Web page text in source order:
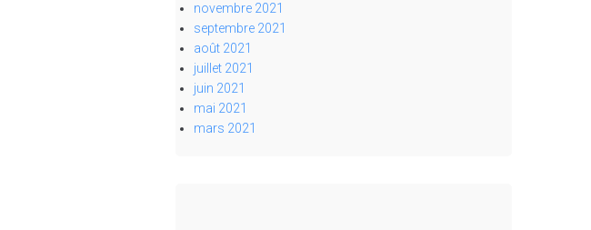
novembre 2021
septembre 2021
août 2021
juillet 2021
juin 2021
mai 2021
mars 2021